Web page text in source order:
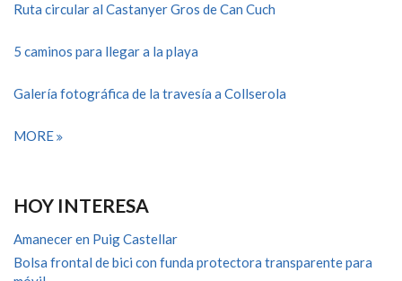
Ruta circular al Castanyer Gros de Can Cuch
5 caminos para llegar a la playa
Galería fotográfica de la travesía a Collserola
MORE
HOY INTERESA
Amanecer en Puig Castellar
Bolsa frontal de bici con funda protectora transparente para